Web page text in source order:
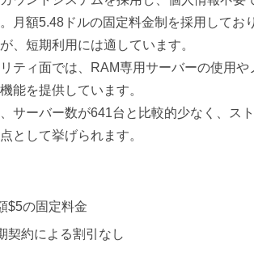
月額5.48ドルの固定料金制を採用してお
、短期利用には適しています。
ティ面では、RAM専用サーバーの使用や
能を提供しています。
サーバー数が641台と比較的少なく、ス
として挙げられます。
$5の固定料金
契約による割引なし